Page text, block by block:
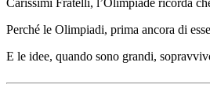
Carissimi Fratelli, l’Olimpiade ricorda
Perché le Olimpiadi, prima ancora di
E le idee, quando sono grandi,